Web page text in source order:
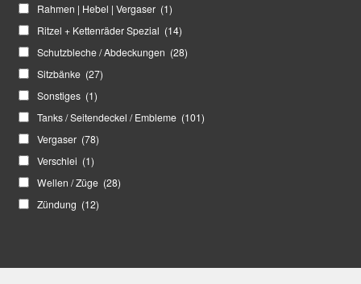
Rahmen | Hebel | Vergaser (1)
Ritzel + Kettenräder Spezial (14)
Schutzbleche / Abdeckungen (28)
Sitzbänke (27)
Sonstiges (1)
Tanks / Seitendeckel / Embleme (101)
Vergaser (78)
Verschlei (1)
Wellen / Züge (28)
Zündung (12)